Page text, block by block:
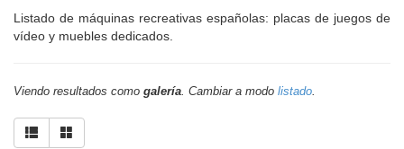
Listado de máquinas recreativas españolas: placas de juegos de
vídeo y muebles dedicados.
Viendo resultados como galería. Cambiar a modo listado.